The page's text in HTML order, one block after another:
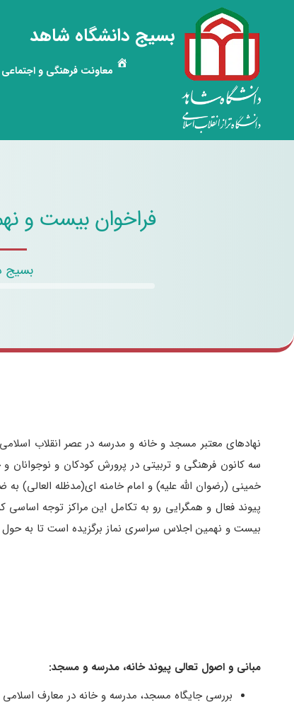
بسیج دانشگاه شاهد
معاونت فرهنگی و اجتماعی
فراخوان بیست و
بسیج
​نهادهای معتبر مسجد و خانه و مدرسه در عصر انقلاب
سه کانون فرهنگی و تربیتی در پرورش کودکان و نوجوانان و
خمینی (رضوان الله علیه) و امام خامنه ای(مدظله العالی)
پیوند فعال و همگرایی رو به تکامل این مراکز توجه اساسی
بیست و نهمین اجلاس سراسری نماز برگزیده است تا به حول
مبانی و اصول تعالی پیوند خانه، مدرسه و مسجد:
بررسی جایگاه مسجد، مدرسه و خانه در معارف